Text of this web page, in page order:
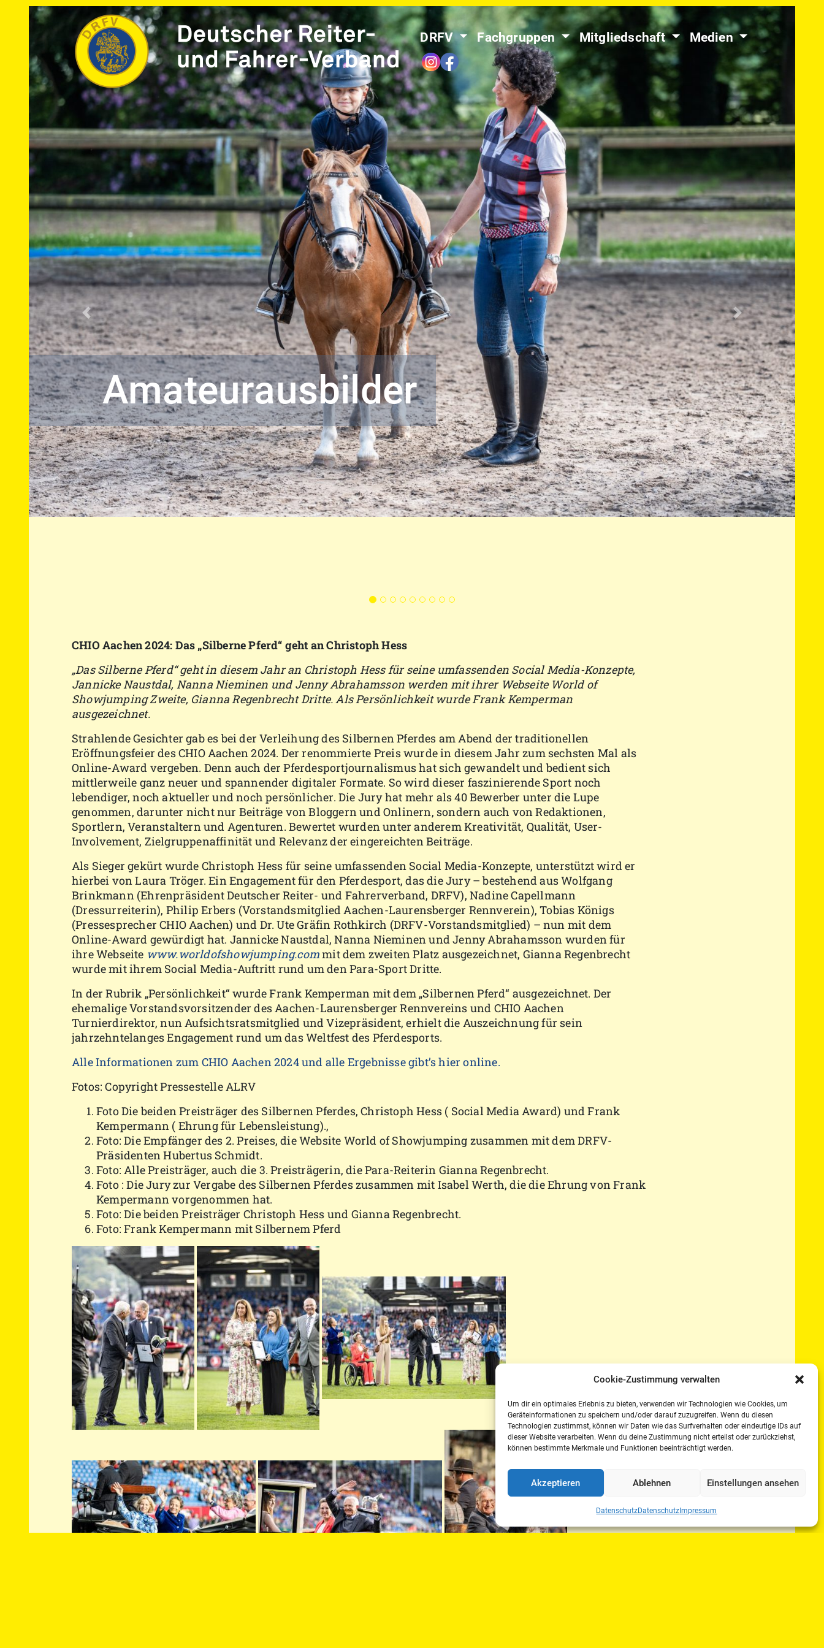
Cookie-Zustimmung verwalten
Um dir ein optimales Erlebnis zu bieten, verwenden wir Technologien wie Cookies, um
Geräteinformationen zu speichern und/oder darauf zuzugreifen. Wenn du diesen
Technologien zustimmst, können wir Daten wie das Surfverhalten oder eindeutige IDs auf
dieser Website verarbeiten. Wenn du deine Zustimmung nicht erteilst oder zurückziehst,
können bestimmte Merkmale und Funktionen beeinträchtigt werden.
Akzeptieren Ablehnen Einstellungen ansehen
DatenschutzDatenschutz Impressum
DRFV Fachgruppen Mitgliedschaft Medien
Bundesvereinigung der Berufsreiter
Vorherige Nächste
CHIO Aachen 2024: Das „Silberne Pferd“ geht an Christoph Hess
„Das Silberne Pferd“ geht in diesem Jahr an Christoph Hess für seine umfassenden Social Media-Konzepte,
Jannicke Naustdal, Nanna Nieminen und Jenny Abrahamsson werden mit ihrer Webseite World of
Showjumping Zweite, Gianna Regenbrecht Dritte. Als Persönlichkeit wurde Frank Kemperman
ausgezeichnet.
Strahlende Gesichter gab es bei der Verleihung des Silbernen Pferdes am Abend der traditionellen
Eröffnungsfeier des CHIO Aachen 2024. Der renommierte Preis wurde in diesem Jahr zum sechsten Mal als
Online-Award vergeben. Denn auch der Pferdesportjournalismus hat sich gewandelt und bedient sich
mittlerweile ganz neuer und spannender digitaler Formate. So wird dieser faszinierende Sport noch
lebendiger, noch aktueller und noch persönlicher. Die Jury hat mehr als 40 Bewerber unter die Lupe
genommen, darunter nicht nur Beiträge von Bloggern und Onlinern, sondern auch von Redaktionen,
Sportlern, Veranstaltern und Agenturen. Bewertet wurden unter anderem Kreativität, Qualität, User-
Involvement, Zielgruppenaffinität und Relevanz der eingereichten Beiträge.
Als Sieger gekürt wurde Christoph Hess für seine umfassenden Social Media-Konzepte, unterstützt wird er
hierbei von Laura Tröger. Ein Engagement für den Pferdesport, das die Jury – bestehend aus Wolfgang
Brinkmann (Ehrenpräsident Deutscher Reiter- und Fahrerverband, DRFV), Nadine Capellmann
(Dressurreiterin), Philip Erbers (Vorstandsmitglied Aachen-Laurensberger Rennverein), Tobias Königs
(Pressesprecher CHIO Aachen) und Dr. Ute Gräfin Rothkirch (DRFV-Vorstandsmitglied) – nun mit dem
Online-Award gewürdigt hat. Jannicke Naustdal, Nanna Nieminen und Jenny Abrahamsson wurden für
ihre Webseite www.worldofshowjumping.commit dem zweiten Platz ausgezeichnet, Gianna Regenbrecht
wurde mit ihrem Social Media-Auftritt rund um den Para-Sport Dritte.
In der Rubrik „Persönlichkeit“ wurde Frank Kemperman mit dem „Silbernen Pferd“ ausgezeichnet. Der
ehemalige Vorstandsvorsitzender des Aachen-Laurensberger Rennvereins und CHIO Aachen
Turnierdirektor, nun Aufsichtsratsmitglied und Vizepräsident, erhielt die Auszeichnung für sein
jahrzehntelanges Engagement rund um das Weltfest des Pferdesports.
Alle Informationen zum CHIO Aachen 2024 und alle Ergebnisse gibt’s hier online.
Fotos: Copyright Pressestelle ALRV
Foto Die beiden Preisträger des Silbernen Pferdes, Christoph Hess ( Social Media Award) und Frank
Kempermann ( Ehrung für Lebensleistung).,
Foto: Die Empfänger des 2. Preises, die Website World of Showjumping zusammen mit dem DRFV-
Präsidenten Hubertus Schmidt.
Foto: Alle Preisträger, auch die 3. Preisträgerin, die Para-Reiterin Gianna Regenbrecht.
Foto : Die Jury zur Vergabe des Silbernen Pferdes zusammen mit Isabel Werth, die die Ehrung von Frank
Kempermann vorgenommen hat.
Foto: Die beiden Preisträger Christoph Hess und Gianna Regenbrecht.
Foto: Frank Kempermann mit Silbernem Pferd